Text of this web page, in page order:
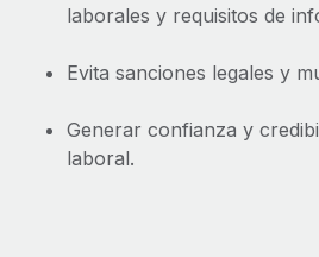
Pento se convierte en un
Gestionar las nóminas internamente
Más información
laborales y requisitos de
Evita sanciones legales y
Generar confianza y
laboral.